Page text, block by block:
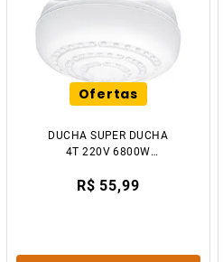
Ofertas
DUCHA SUPER DUCHA
4T 220V 6800W
R$ 55,99